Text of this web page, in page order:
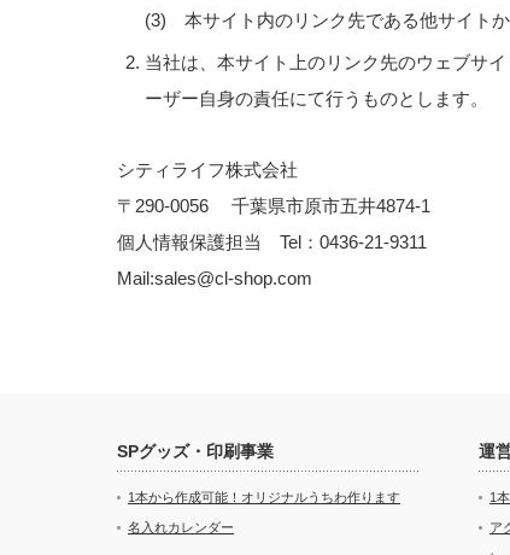
(3) 本サイト内のリンク先である他サイトか
当社は、本サイト上のリンク先のウェブサ
ーザー自身の責任にて行うものとします。
シティライフ株式会社
〒290-0056 千葉県市原市五井4874-1
個人情報保護担当 Tel：0436-21-9311
Mail:sales@cl-shop.com
SPグッズ・印刷事業
1本から作成可能！オリジナルうちわ作ります
名入れカレンダー
運
1
ア